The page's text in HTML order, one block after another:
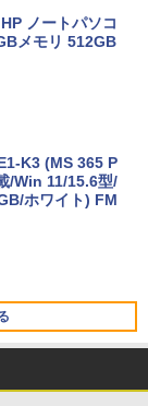
ノートパソコ
メモリ 512GB
K3 (MS 365 P
/Win 11/15.6型/
ホワイト) FM